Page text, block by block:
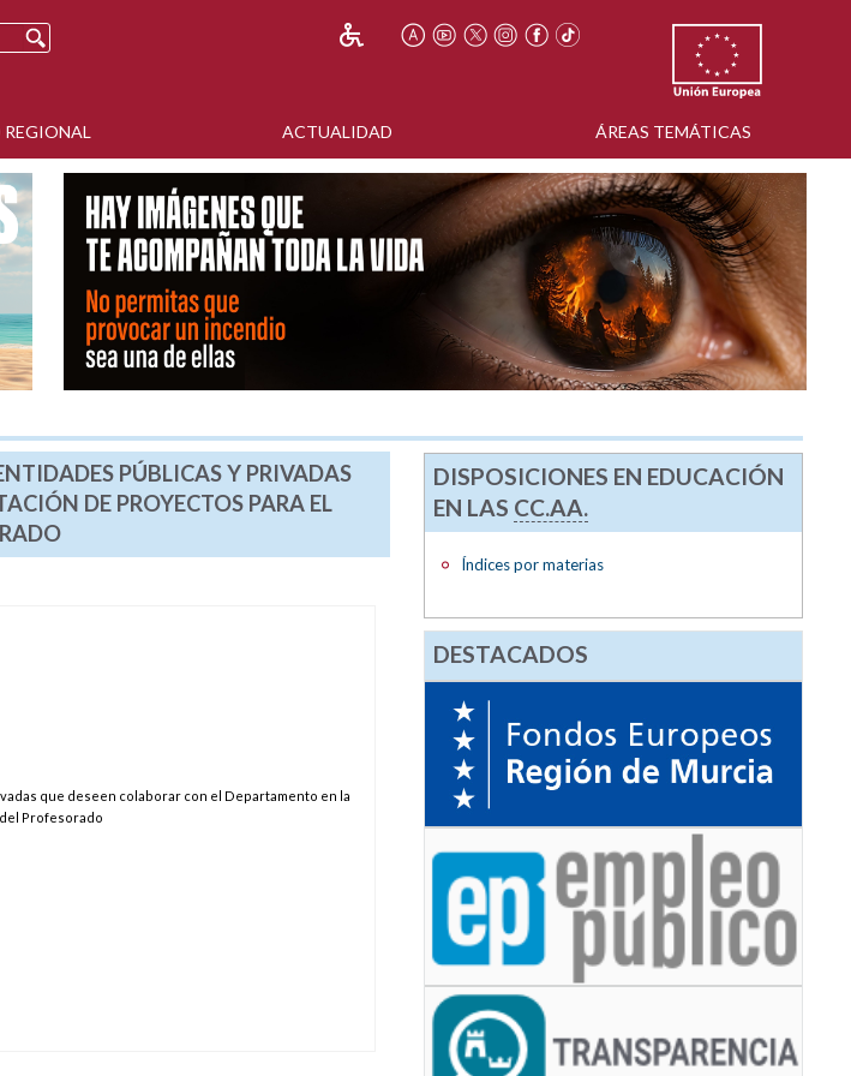
ACTUALIDAD ÁREAS TEMÁTICAS
PÚBLICAS Y PRIVADAS
DE PROYECTOS PARA EL
que deseen colaborar con el Departamento en la
Profesorado
DISPOSICIONES EN EDUCACIÓN
EN LAS CC.AA.
Índices por materias
DESTACADOS